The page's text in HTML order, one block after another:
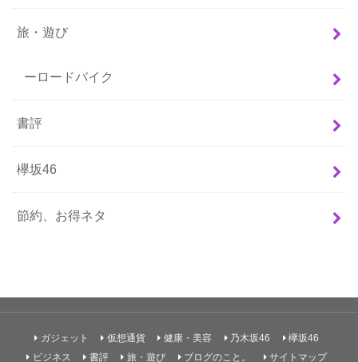
旅・遊び
ーロードバイク
書評
欅坂46
節約、お得ネタ
ガジェット 仮想通貨 健康・美容 乃木坂46
欅坂46
ビジネス
書評 旅・遊び ブログのこと。 サイトマップ